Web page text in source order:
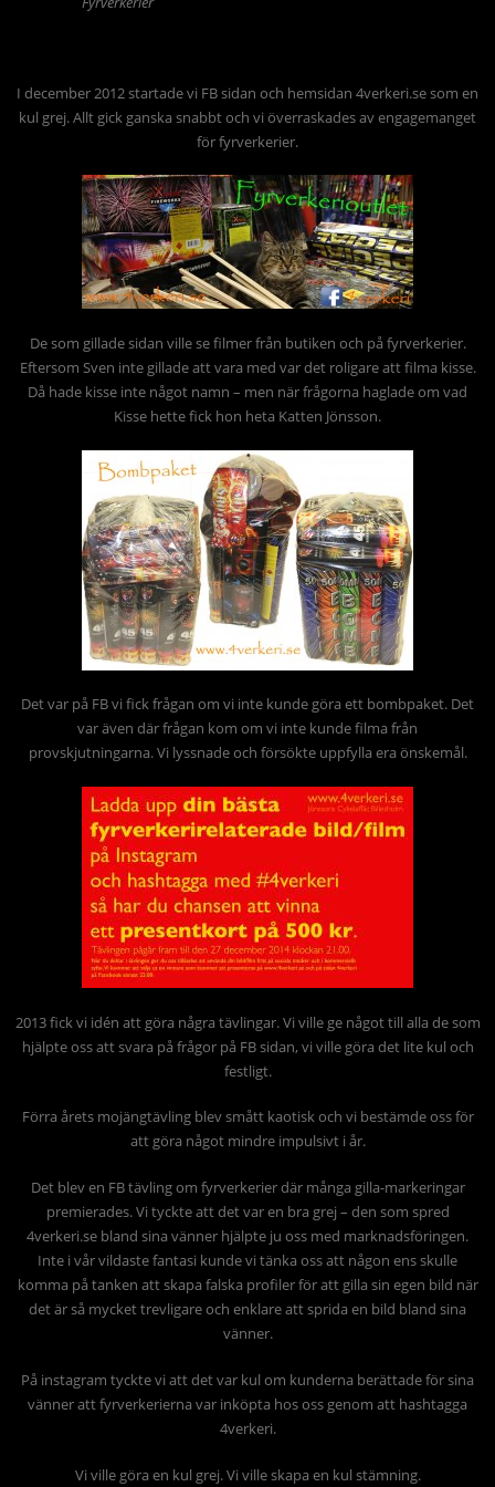
I december 2012 startade vi FB sidan och hemsidan 4verkeri.se som en
kul grej. Allt gick ganska snabbt och vi överraskades av engagemanget
för fyrverkerier.
De som gillade sidan ville se filmer från butiken och på fyrverkerier.
Eftersom Sven inte gillade att vara med var det roligare att filma kisse.
Då hade kisse inte något namn – men när frågorna haglade om vad
Kisse hette fick hon heta Katten Jönsson.
Det var på FB vi fick frågan om vi inte kunde göra ett bombpaket. Det
var även där frågan kom om vi inte kunde filma från
provskjutningarna. Vi lyssnade och försökte uppfylla era önskemål.
2013 fick vi idén att göra några tävlingar. Vi ville ge något till alla de som
hjälpte oss att svara på frågor på FB sidan, vi ville göra det lite kul och
festligt.
Förra årets mojängtävling blev smått kaotisk och vi bestämde oss för
att göra något mindre impulsivt i år.
Det blev en FB tävling om fyrverkerier där många gilla-markeringar
premierades. Vi tyckte att det var en bra grej – den som spred
4verkeri.se bland sina vänner hjälpte ju oss med marknadsföringen.
Inte i vår vildaste fantasi kunde vi tänka oss att någon ens skulle
komma på tanken att skapa falska profiler för att gilla sin egen bild när
det är så mycket trevligare och enklare att sprida en bild bland sina
vänner.
På instagram tyckte vi att det var kul om kunderna berättade för sina
vänner att fyrverkerierna var inköpta hos oss genom att hashtagga
4verkeri.
Vi ville göra en kul grej. Vi ville skapa en kul stämning.